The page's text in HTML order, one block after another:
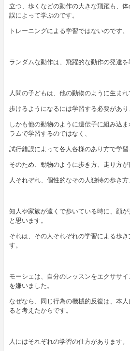
立つ、歩くなどの動作の大きな飛躍も、
誤によって学ぶのです。
トレーニングによる学習ではないのです。
ランダムな動作は、飛躍的な動作の発達を
人間の子どもは、他の動物のように生まれ
歩けるようになるには学習する必要があり
しかも他の動物のように遺伝子に組み込
ラムで学習するのではなく、
試行錯誤によって各人各様のあり方で学習
そのため、動物のように歩き方、走り方が
人それぞれ、個性的なその人独特の歩き方
知人や家族が遠くで歩いている時に、顔
と思います。
それは、その人それぞれの学習による歩
す。
モーシェは、自分のレッスンをエクササ
を嫌いました。
なぜなら、同じ行為の機械的反復は、本
ると考えたからです。
人にはそれぞれの学習の仕方があります。